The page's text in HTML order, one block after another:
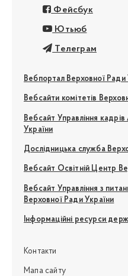
Фейсбук
Ютьюб
Телеграм
Вебпортал Верховної Ради
Вебсайти комітетів
Вебсайт Управління
України
Дослідницька служба
Вебсайт Освітній Центр
Вебсайт Управління з
Верховної Ради України
Інформаційні ресурси
Контакти
Мапа сайту